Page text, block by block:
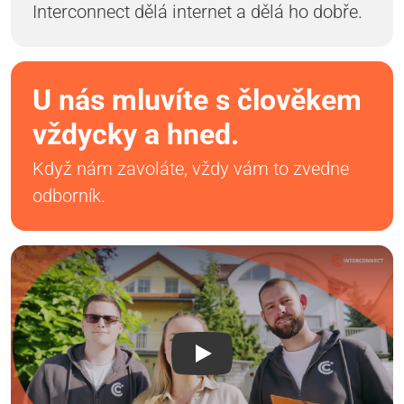
Interconnect dělá internet a dělá ho dobře.
U nás mluvíte s člověkem
vždycky a hned.
Když nám zavoláte, vždy vám to zvedne
odborník.